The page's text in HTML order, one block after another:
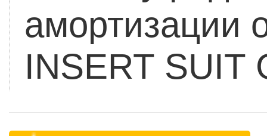
амортизации
INSERT SUIT